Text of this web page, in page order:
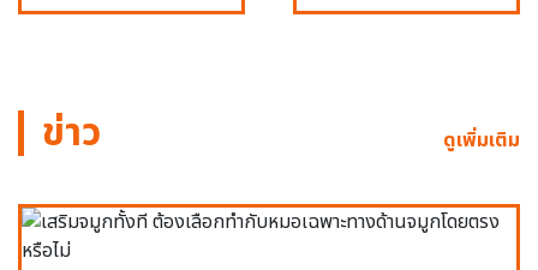
ข่าว ดูเพิ่มเติม